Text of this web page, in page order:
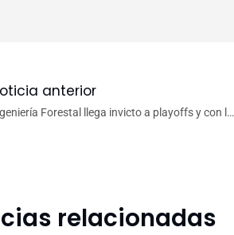
anterior
Forestal llega invicto a playoffs y con la
relacionadas